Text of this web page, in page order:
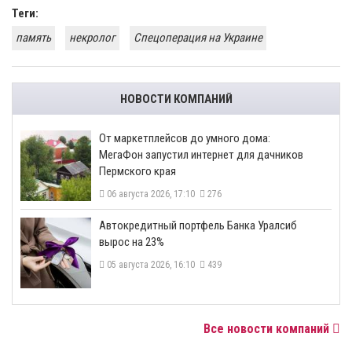
Теги:
память
некролог Спецоперация на Украине
НОВОСТИ КОМПАНИЙ
От маркетплейсов до умного дома:
МегаФон запустил интернет для дачников
Пермского края
06 августа 2026, 17:10 276
​Автокредитный портфель Банка Уралсиб
вырос на 23%
05 августа 2026, 16:10 439
Все новости компаний